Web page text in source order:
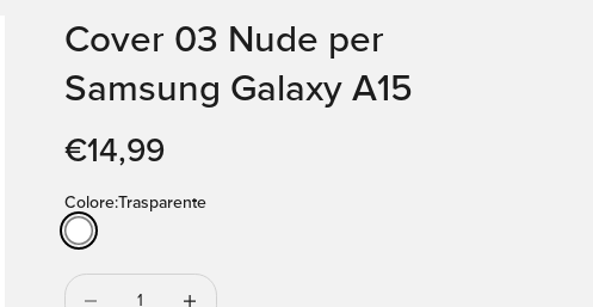
Cover 03 Nude per
Samsung Galaxy A15
Prezzo scontato
€14,99
Colore:Trasparente
Trasparente
Diminuisci quantitàDiminuisci quantità